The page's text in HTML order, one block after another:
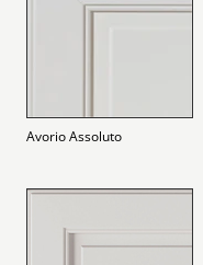
Avorio Assoluto